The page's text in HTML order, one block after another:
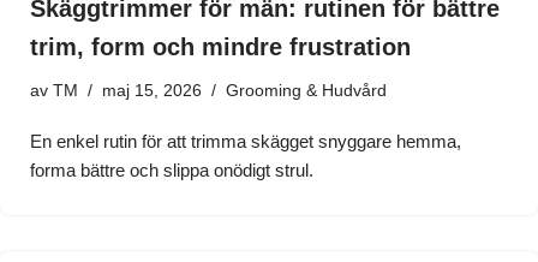
Skäggtrimmer för män: rutinen för bättre
trim, form och mindre frustration
av TM maj 15, 2026 Grooming & Hudvård
En enkel rutin för att trimma skägget snyggare hemma,
forma bättre och slippa onödigt strul.